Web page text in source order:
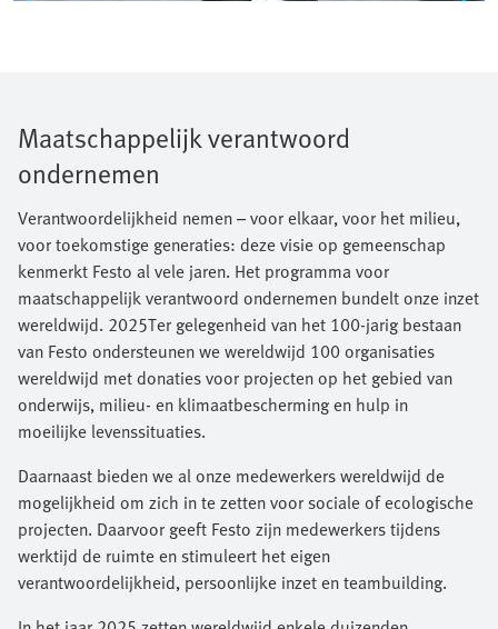
Maatschappelijk verantwoord
ondernemen
Verantwoordelijkheid nemen – voor elkaar, voor het milieu,
voor toekomstige generaties: deze visie op gemeenschap
kenmerkt Festo al vele jaren. Het programma voor
maatschappelijk verantwoord ondernemen bundelt onze inzet
wereldwijd. 2025Ter gelegenheid van het 100-jarig bestaan
van Festo ondersteunen we wereldwijd 100 organisaties
wereldwijd met donaties voor projecten op het gebied van
onderwijs, milieu- en klimaatbescherming en hulp in
moeilijke levenssituaties.
Daarnaast bieden we al onze medewerkers wereldwijd de
mogelijkheid om zich in te zetten voor sociale of ecologische
projecten. Daarvoor geeft Festo zijn medewerkers tijdens
werktijd de ruimte en stimuleert het eigen
verantwoordelijkheid, persoonlijke inzet en teambuilding.